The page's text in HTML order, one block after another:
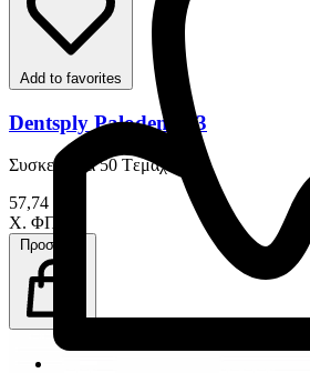
Add to favorites
Dentsply Palodent V3
Συσκευασία 50 Tεμαχίων
57,74 €
Χ. ΦΠΑ
Προσθήκη